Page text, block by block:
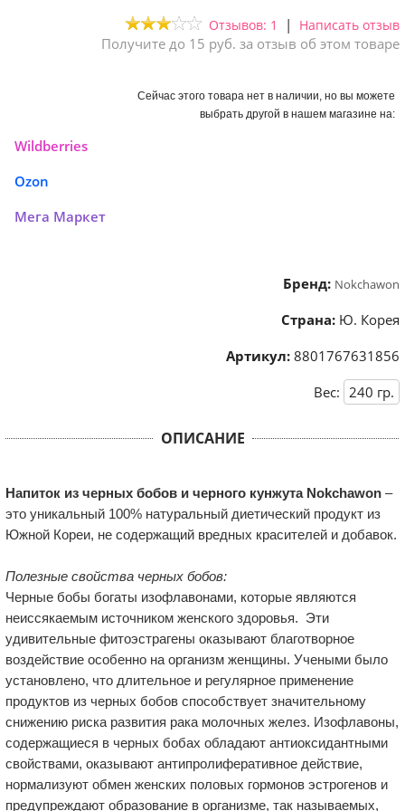
Отзывов: 1 | Написать отзыв
Получите до 15 руб. за отзыв об этом товаре
Сейчас этого товара нет в наличии, но вы можете
выбрать другой в нашем магазине на:
Wildberries
Ozon
Мега Маркет
Бренд: Nokchawon
Страна: Ю. Корея
Артикул: 8801767631856
Вес: 240 гр.
ОПИСАНИЕ
Напиток из черных бобов и черного кунжута Nokchawon –
это уникальный 100% натуральный диетический продукт из
Южной Кореи, не содержащий вредных красителей и добавок.
Полезные свойства черных бобов:
Черные бобы богаты изофлавонами, которые являются
неиссякаемым источником женского здоровья. Эти
удивительные фитоэстрагены оказывают благотворное
воздействие особенно на организм женщины. Учеными было
установлено, что длительное и регулярное применение
продуктов из черных бобов способствует значительному
снижению риска развития рака молочных желез. Изофлавоны,
содержащиеся в черных бобах обладают антиоксидантными
свойствами, оказывают антипролиферативное действие,
нормализуют обмен женских половых гормонов эстрогенов и
предупреждают образование в организме, так называемых,